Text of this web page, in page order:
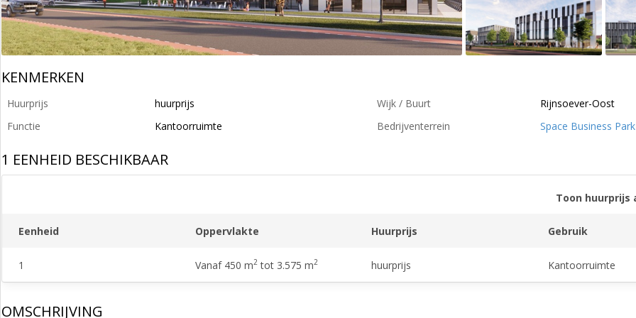
KENMERKEN
Huurprijs
huurprijs
Functie
Kantoorruimte
Wijk / Buurt
Rijnsoever-Oost
Bedrijventerrein
Space Business Park
1 EENHEID BESCHIKBAAR
Toon huurprijs
Eenheid Oppervlakte Huurprijs Gebruik
1 Vanaf 450 m2tot 3.575 m2 huurprijs Kantoorruimte
OMSCHRIJVING